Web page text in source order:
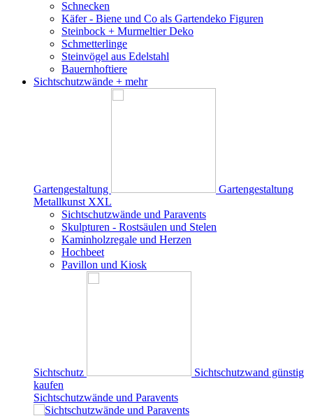
Schnecken
Käfer - Biene und Co als Gartendeko Figuren
Steinbock + Murmeltier Deko
Schmetterlinge
Steinvögel aus Edelstahl
Bauernhoftiere
Sichtschutzwände + mehr
Gartengestaltung
Gartengestaltung
Metallkunst XXL
Sichtschutzwände und Paravents
Skulpturen - Rostsäulen und Stelen
Kaminholzregale und Herzen
Hochbeet
Pavillon und Kiosk
Sichtschutz
Sichtschutzwand günstig
kaufen
Sichtschutzwände und Paravents